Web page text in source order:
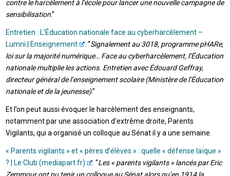
contre le harcèlement à l’école pour lancer une nouvelle campagne de
sensibilisation.”
Entretien : L’Éducation nationale face au cyberharcèlement –
Lumni | Enseignement
. “Signalement au 3018, programme pHARe,
loi sur la majorité numérique… Face au cyberharcèlement, l’Éducation
nationale multiplie les actions. Entretien avec Édouard Geffray,
directeur général de l’enseignement scolaire (Ministère de l’Éducation
nationale et de la jeunesse).”
Et l’on peut aussi évoquer le harcèlement des enseignants,
notamment par une association d’extrême droite, Parents
Vigilants, qui a organisé un colloque au Sénat il y a une semaine.
« Parents vigilants » et « pères d’élèves » : quelle « défense laïque »
? | Le Club (mediapart.fr)
. “Les « parents vigilants » lancés par Eric
Zemmour ont pu tenir un colloque au Sénat alors qu’en 1914 la